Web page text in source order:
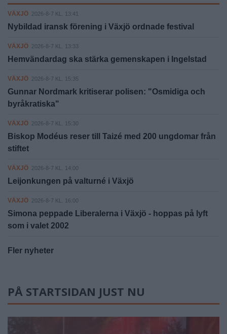
VÄXJÖ 2026-8-7 KL. 13:41
Nybildad iransk förening i Växjö ordnade festival
VÄXJÖ 2026-8-7 KL. 13:33
Hemvändardag ska stärka gemenskapen i Ingelstad
VÄXJÖ 2026-8-7 KL. 15:35
Gunnar Nordmark kritiserar polisen: "Osmidiga och
byråkratiska"
VÄXJÖ 2026-8-7 KL. 15:30
Biskop Modéus reser till Taizé med 200 ungdomar från
stiftet
VÄXJÖ 2026-8-7 KL. 14:00
Leijonkungen på valturné i Växjö
VÄXJÖ 2026-8-7 KL. 16:00
Simona peppade Liberalerna i Växjö - hoppas på lyft
som i valet 2002
Fler nyheter
PÅ STARTSIDAN JUST NU